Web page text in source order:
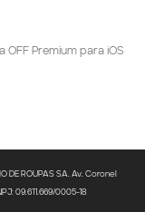
OFF Premium para iOS
DE ROUPAS SA. Av. Coronel
09.611.669/0005-18